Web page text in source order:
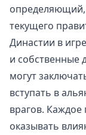
определяющий,
текущего
Династии в
и собственные
могут
вступать в
врагов.
оказывать